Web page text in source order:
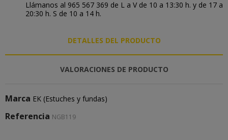
Llámanos al 965 567 369 de L a V de 10 a 13:30 h. y de 17 a
20:30 h. S de 10 a 14 h.
DETALLES DEL PRODUCTO
VALORACIONES DE PRODUCTO
Marca EK (Estuches y fundas)
Referencia NGB119